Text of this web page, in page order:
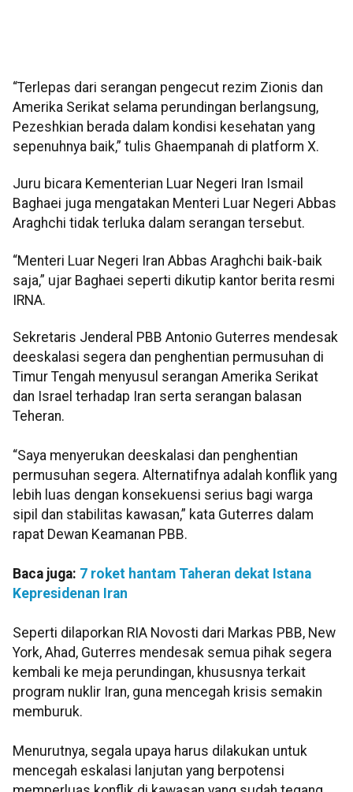
“Terlepas dari serangan pengecut rezim Zionis dan
Amerika Serikat selama perundingan berlangsung,
Pezeshkian berada dalam kondisi kesehatan yang
sepenuhnya baik,” tulis Ghaempanah di platform X.
Juru bicara Kementerian Luar Negeri Iran Ismail
Baghaei juga mengatakan Menteri Luar Negeri Abbas
Araghchi tidak terluka dalam serangan tersebut.
“Menteri Luar Negeri Iran Abbas Araghchi baik-baik
saja,” ujar Baghaei seperti dikutip kantor berita resmi
IRNA.
Sekretaris Jenderal PBB Antonio Guterres mendesak
deeskalasi segera dan penghentian permusuhan di
Timur Tengah menyusul serangan Amerika Serikat
dan Israel terhadap Iran serta serangan balasan
Teheran.
“Saya menyerukan deeskalasi dan penghentian
permusuhan segera. Alternatifnya adalah konflik yang
lebih luas dengan konsekuensi serius bagi warga
sipil dan stabilitas kawasan,” kata Guterres dalam
rapat Dewan Keamanan PBB.
Baca juga: 7 roket hantam Taheran dekat Istana
Kepresidenan Iran
Seperti dilaporkan RIA Novosti dari Markas PBB, New
York, Ahad, Guterres mendesak semua pihak segera
kembali ke meja perundingan, khususnya terkait
program nuklir Iran, guna mencegah krisis semakin
memburuk.
Menurutnya, segala upaya harus dilakukan untuk
mencegah eskalasi lanjutan yang berpotensi